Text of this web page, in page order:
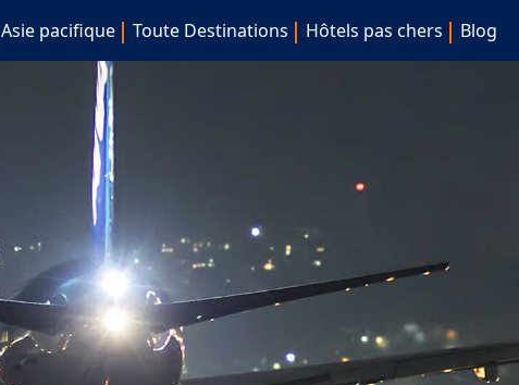
Asie pacifique Toute Destinations Hôtels pas chers Blog